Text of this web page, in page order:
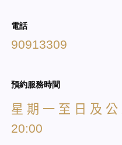
電話
90913309
預約服務時間
星 期 一 至 日 及 公
20:00